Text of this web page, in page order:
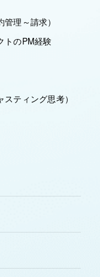
理～請求）
トのPM経験
ティング思考）